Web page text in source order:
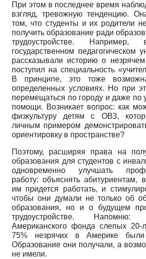
При этом в последнее время
взгляд, тревожную тенденцию.
том, что студенты и их родители
получить образование ради
трудоустройстве. Например,
государственном педагогическом
рассказывали историю о
поступил на специальность
В принципе, это тоже
определенных условиях. Но при
перемещаться по городу и даже по
помощи. Возникает вопрос: как
физкультуру детям с ОВЗ,
личным примером
ориентировку в пространстве?
Поэтому, расширяя права на
образования для студентов с
одновременно улучшать
работу: объяснять абитуриентам,
им придется работать, и
чтобы они думали не только об
образования, но и о будущем
трудоустройстве.
Американского фонда слепых 20-
75% незрячих в Америке были
Образование они получали, а
не имели.